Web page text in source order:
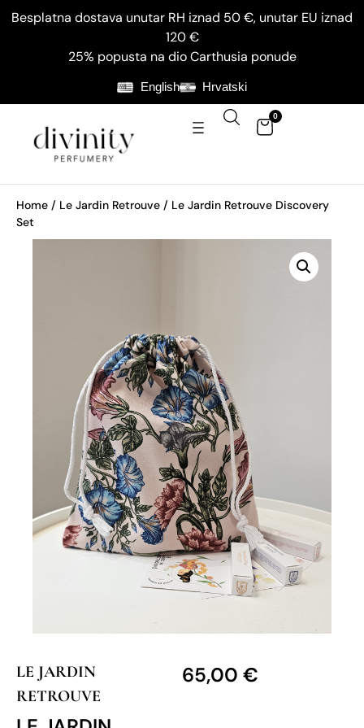
Besplatna dostava unutar RH iznad 50 €, unutar EU iznad
120 €
25% popusta na dio Carthusia ponude
English Hrvatski
0
Home / Le Jardin Retrouve / Le Jardin Retrouve Discovery
Set
LE JARDIN
RETROUVE
65,00 €